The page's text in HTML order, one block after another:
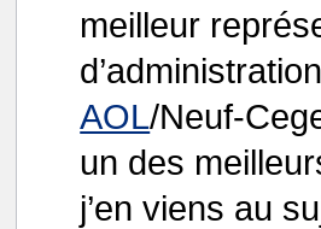
meilleur
AOL/Neuf-
un des
j’en viens au